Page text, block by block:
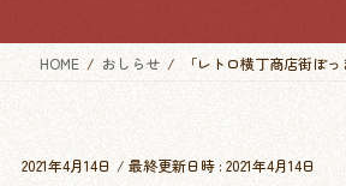
HOME おしらせ 「レトロ横丁商店街ぽ
2021年4月14日 / 最終更新日時 : 2021年4月14日